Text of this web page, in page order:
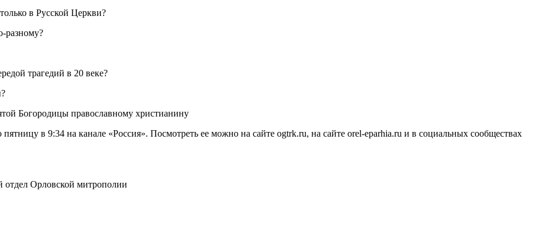
в Русской Церкви?
разному?
трагедий в 20 веке?
Богородицы православному христианину
в 9:34 на канале «Россия». Посмотреть ее можно на сайте ogtrk.ru, на сайте orel-eparhia.ru и в социальных сообществах
Орловской митрополии